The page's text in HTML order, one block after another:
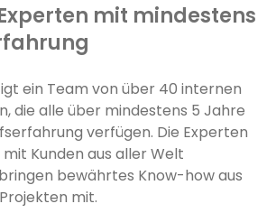
mit mindestens
ein Team von über 40 internen
die alle über mindestens 5 Jahre
verfügen. Die Experten
Kunden aus aller Welt
bewährtes Know-how aus
mit.